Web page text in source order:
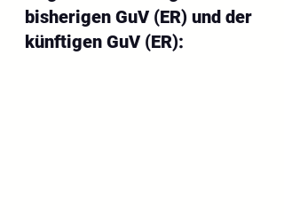
bisherigen GuV (ER) und der
künftigen GuV (ER):